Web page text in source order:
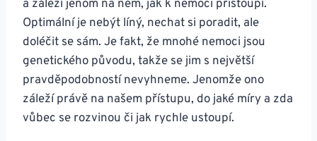
a záleží jenom na něm, jak k nemoci přistoupí.
Optimální je nebýt líný, nechat si poradit, ale
doléčit se sám. Je fakt, že mnohé nemoci jsou
genetického původu, takže se jim s největší
pravděpodobností nevyhneme. Jenomže ono
záleží právě na našem přístupu, do jaké míry a zda
vůbec se rozvinou či jak rychle ustoupí.